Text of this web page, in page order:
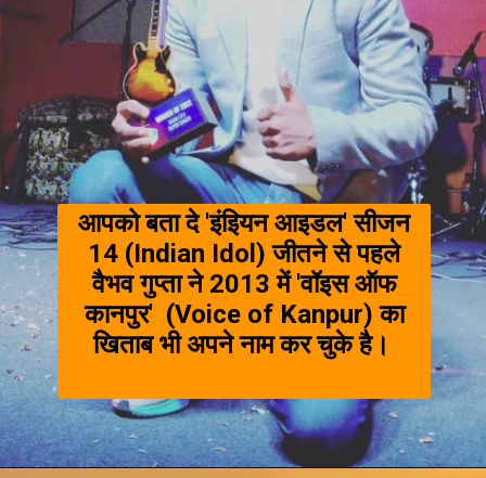
आपको बता दे 'इंइियन आइडल' सीजन
14 (Indian Idol) जीतने से पहले
वैभव गुप्ता ने 2013 में 'वॉइस ऑफ
कानपुर' (Voice of Kanpur) का
खिताब भी अपने नाम कर चुके है।